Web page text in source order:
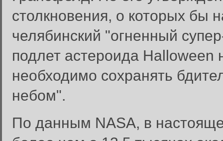
столкновения, о которых бы
челябинский "огненный
подлет астероида
необходимо сохранять
небом".
По данным NASA, в
Введите свое имя